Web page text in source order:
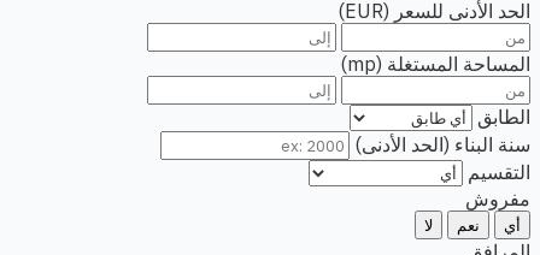
الحد الأدنى للسعر (EUR)
المساحة المستغلة (mp)
الطابق
سنة البناء (الحد الأدنى)
التقسيم
مفروش
أي نعم لا